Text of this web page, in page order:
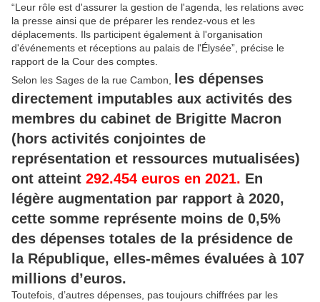
“Leur rôle est d'assurer la gestion de l'agenda, les relations avec
la presse ainsi que de préparer les rendez-vous et les
déplacements. Ils participent également à l'organisation
d'événements et réceptions au palais de l'Élysée”, précise le
rapport de la Cour des comptes.
Selon les Sages de la rue Cambon,
les dépenses
directement imputables aux activités des
membres du cabinet de Brigitte Macron
(hors activités conjointes de
représentation et ressources mutualisées)
ont atteint 292.454 euros en 2021. En
légère augmentation par rapport à 2020,
cette somme représente moins de 0,5%
des dépenses totales de la présidence de
la République, elles-mêmes évaluées à 107
millions d’euros.
Toutefois, d’autres dépenses, pas toujours chiffrées par les